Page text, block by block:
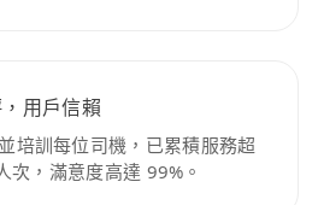
用戶信賴
培訓每位司機，已累積服務超
次，滿意度高達 99%。